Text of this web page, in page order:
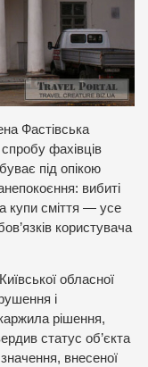
Фастівська
фахівців
під опікою
вибиті
купи сміття — усе
користувача
обласної
і
рішення,
статус об’єкта
внесеної